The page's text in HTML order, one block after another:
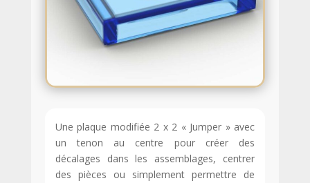
Une plaque modifiée 2 x 2 « Jumper » avec
un tenon au centre pour créer des
décalages dans les assemblages, centrer
des pièces ou simplement permettre de